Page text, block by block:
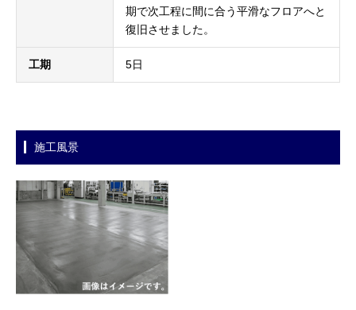
期で次工程に間に合う平滑なフロアへと
復旧させました。
工期 5日
施工風景